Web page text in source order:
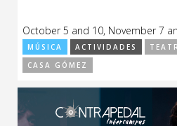
October 5 and 10, November 7
MÚSICA ACTIVIDADES
CASA GÓMEZ